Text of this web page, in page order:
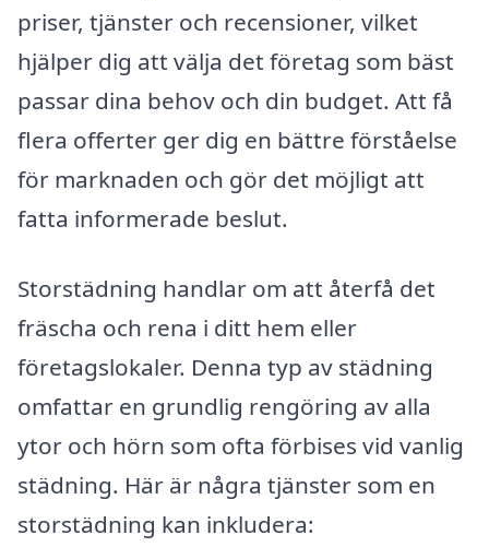
priser, tjänster och recensioner, vilket
hjälper dig att välja det företag som bäst
passar dina behov och din budget. Att få
flera offerter ger dig en bättre förståelse
för marknaden och gör det möjligt att
fatta informerade beslut.
Storstädning handlar om att återfå det
fräscha och rena i ditt hem eller
företagslokaler. Denna typ av städning
omfattar en grundlig rengöring av alla
ytor och hörn som ofta förbises vid vanlig
städning. Här är några tjänster som en
storstädning kan inkludera: